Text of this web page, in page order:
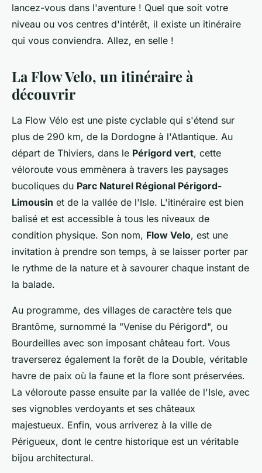
lancez-vous dans l'aventure ! Quel que soit votre
niveau ou vos centres d'intérêt, il existe un itinéraire
qui vous conviendra. Allez, en selle !
La Flow Velo, un itinéraire à
découvrir
La Flow Vélo est une piste cyclable qui s'étend sur
plus de 290 km, de la Dordogne à l'Atlantique. Au
départ de Thiviers, dans le Périgord vert, cette
véloroute vous emmènera à travers les paysages
bucoliques du Parc Naturel Régional Périgord-
Limousin et de la vallée de l'Isle. L'itinéraire est bien
balisé et est accessible à tous les niveaux de
condition physique. Son nom, Flow Velo, est une
invitation à prendre son temps, à se laisser porter par
le rythme de la nature et à savourer chaque instant de
la balade.
Au programme, des villages de caractère tels que
Brantôme, surnommé la "Venise du Périgord", ou
Bourdeilles avec son imposant château fort. Vous
traverserez également la forêt de la Double, véritable
havre de paix où la faune et la flore sont préservées.
La véloroute passe ensuite par la vallée de l'Isle, avec
ses vignobles verdoyants et ses châteaux
majestueux. Enfin, vous arriverez à la ville de
Périgueux, dont le centre historique est un véritable
bijou architectural.